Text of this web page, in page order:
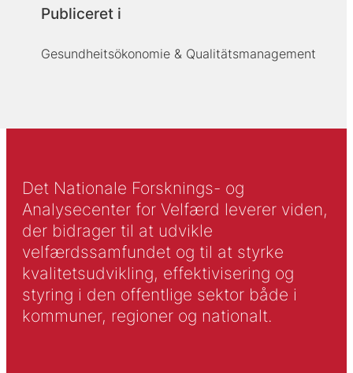
Publiceret i
Gesundheitsökonomie & Qualitätsmanagement
Det Nationale Forsknings- og
Analysecenter for Velfærd leverer viden,
der bidrager til at udvikle
velfærdssamfundet og til at styrke
kvalitetsudvikling, effektivisering og
styring i den offentlige sektor både i
kommuner, regioner og nationalt.